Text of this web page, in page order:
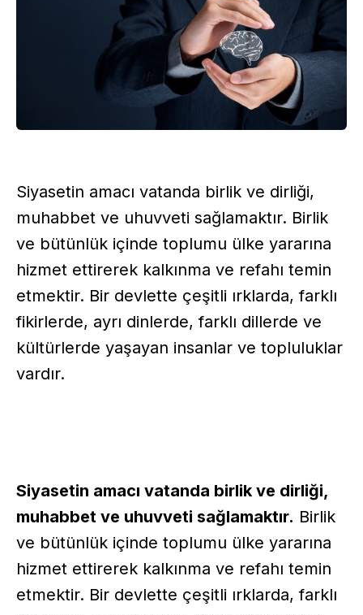
Siyasetin amacı vatanda birlik ve dirliği,
muhabbet ve uhuvveti sağlamaktır. Birlik
ve bütünlük içinde toplumu ülke yararına
hizmet ettirerek kalkınma ve refahı temin
etmektir. Bir devlette çeşitli ırklarda, farklı
fikirlerde, ayrı dinlerde, farklı dillerde ve
kültürlerde yaşayan insanlar ve topluluklar
vardır.
Siyasetin amacı vatanda birlik ve dirliği,
muhabbet ve uhuvveti sağlamaktır. Birlik
ve bütünlük içinde toplumu ülke yararına
hizmet ettirerek kalkınma ve refahı temin
etmektir. Bir devlette çeşitli ırklarda, farklı